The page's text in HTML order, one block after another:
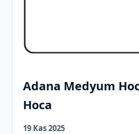
Adana Medyum
Hoca
19 Kas 2025